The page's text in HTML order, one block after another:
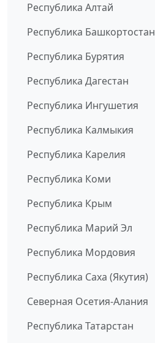
Республика Алтай
Республика Башкортостан
Республика Бурятия
Республика Дагестан
Республика Ингушетия
Республика Калмыкия
Республика Карелия
Республика Коми
Республика Крым
Республика Марий Эл
Республика Мордовия
Республика Саха (Якутия)
Северная Осетия-Алания
Республика Татарстан